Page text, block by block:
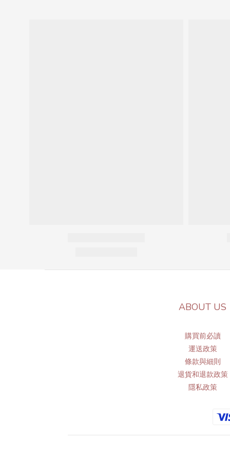
ABOUT US
購買前必讀
運送政策
條款與細則
退貨和退款政策
隱私政策